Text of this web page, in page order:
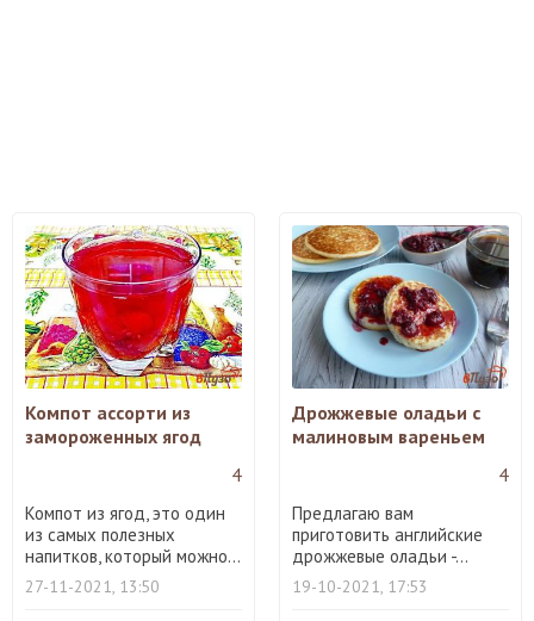
Компот ассорти из
замороженных ягод
4
Компот из ягод, это один
из самых полезных
напитков, который можно...
27-11-2021, 13:50
Дрожжевые оладьи с
малиновым вареньем
4
Предлагаю вам
приготовить английские
дрожжевые оладьи -...
19-10-2021, 17:53